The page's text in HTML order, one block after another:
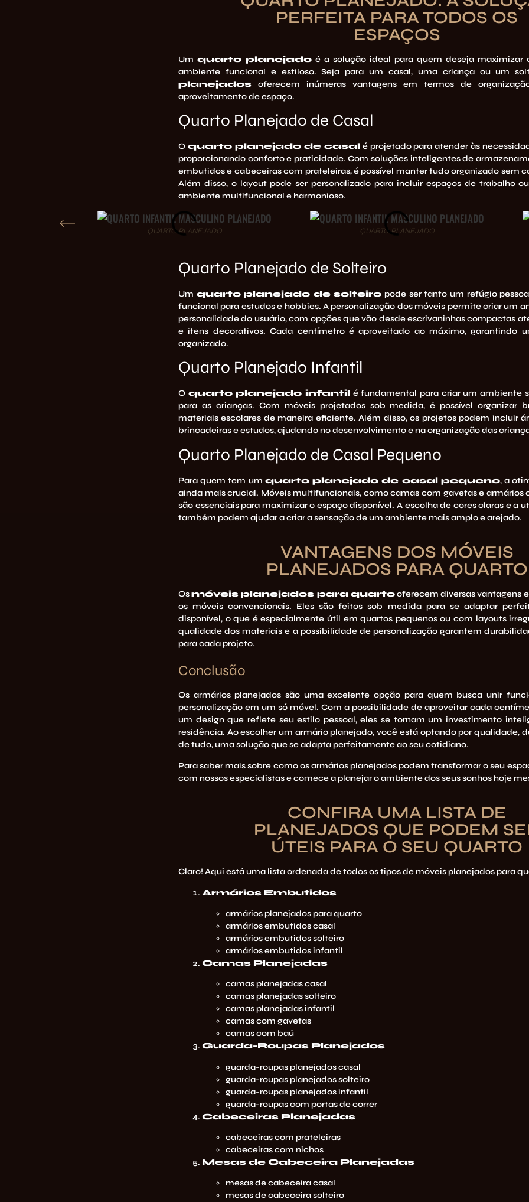
PERFEITA PARA TODOS OS
ESPAÇOS
Um quarto planejado é a solução ideal para quem deseja maximizar
ambiente funcional e estiloso. Seja para um casal, uma criança ou um
planejados oferecem inúmeras vantagens em termos de
aproveitamento de espaço.
Quarto Planejado de Casal
O quarto planejado de casalé projetado para atender às
proporcionando conforto e praticidade. Com soluções inteligentes de
embutidos e cabeceiras com prateleiras, é possível manter tudo organizado sem
Além disso, o layout pode ser personalizado para incluir espaços de trabalho ou
ambiente multifuncional e harmonioso.
QUARTO PLANEJADO QUARTO PLANEJADO
Quarto Planejado de Solteiro
Um quarto planejado de solteiro pode ser tanto um refúgio
funcional para estudos e hobbies. A personalização dos móveis permite criar um
personalidade do usuário, com opções que vão desde escrivaninhas compactas
e itens decorativos. Cada centímetro é aproveitado ao máximo, garantindo
organizado.
Quarto Planejado Infantil
O quarto planejado infantil é fundamental para criar um ambiente
para as crianças. Com móveis projetados sob medida, é possível organizar
materiais escolares de maneira eficiente. Além disso, os projetos podem incluir
brincadeiras e estudos, ajudando no desenvolvimento e na organização das
Quarto Planejado de Casal Pequeno
Para quem tem um quarto planejado de casal pequeno, a
ainda mais crucial. Móveis multifuncionais, como camas com gavetas e armários
são essenciais para maximizar o espaço disponível. A escolha de cores claras e a
também podem ajudar a criar a sensação de um ambiente mais amplo e arejado.
VANTAGENS DOS MÓVEIS
PLANEJADOS PARA QUARTO
Osmóveis planejados para quartooferecem diversas vantagens
os móveis convencionais. Eles são feitos sob medida para se adaptar
disponível, o que é especialmente útil em quartos pequenos ou com layouts
qualidade dos materiais e a possibilidade de personalização garantem
para cada projeto.
Conclusão
Os armários planejados são uma excelente opção para quem busca unir
personalização em um só móvel. Com a possibilidade de aproveitar cada
um design que reflete seu estilo pessoal, eles se tornam um investimento
residência. Ao escolher um armário planejado, você está optando por qualidade,
de tudo, uma solução que se adapta perfeitamente ao seucotidiano.
Para saber mais sobre como os armários planejados podem transformar o seu
com nossos especialistas e comece a planejar o ambiente dos seus sonhos hoje
CONFIRA UMA LISTA DE
PLANEJADOS QUE PODEM
ÚTEIS PARA O SEU QUARTO
Claro! Aqui está uma lista ordenada de todos os tipos de móveis planejados para
Armários Embutidos
armários planejados para quarto
armários embutidos casal
armários embutidos solteiro
armários embutidos infantil
Camas Planejadas
camas planejadas casal
camas planejadas solteiro
camas planejadas infantil
camas com gavetas
camas com baú
Guarda-Roupas Planejados
guarda-roupas planejados casal
guarda-roupas planejados solteiro
guarda-roupas planejados infantil
guarda-roupas com portas de correr
Cabeceiras Planejadas
cabeceiras com prateleiras
cabeceiras com nichos
Mesas de Cabeceira Planejadas
mesas de cabeceira casal
mesas de cabeceira solteiro